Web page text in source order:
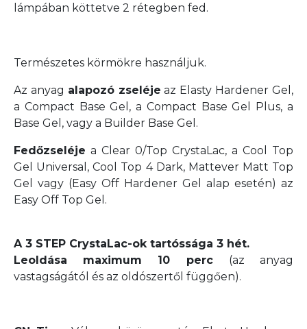
lámpában köttetve 2 rétegben fed.
Természetes körmökre használjuk.
Az anyag alapozó zseléje az Elasty Hardener Gel,
a Compact Base Gel, a Compact Base Gel Plus, a
Base Gel, vagy a Builder Base Gel.
Fedőzseléje a Clear 0/Top CrystaLac, a Cool Top
Gel Universal, Cool Top 4 Dark, Mattever Matt Top
Gel vagy (Easy Off Hardener Gel alap esetén) az
Easy Off Top Gel.
A 3 STEP CrystaLac-ok tartóssága 3 hét.
Leoldása maximum 10 perc (az anyag
vastagságától és az oldószertől függően).